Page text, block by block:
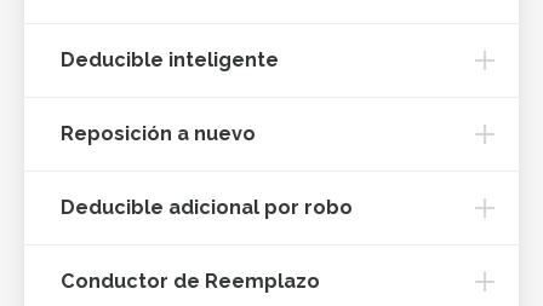
Deducible inteligente
Reposición a nuevo
Deducible adicional por robo
Conductor de Reemplazo